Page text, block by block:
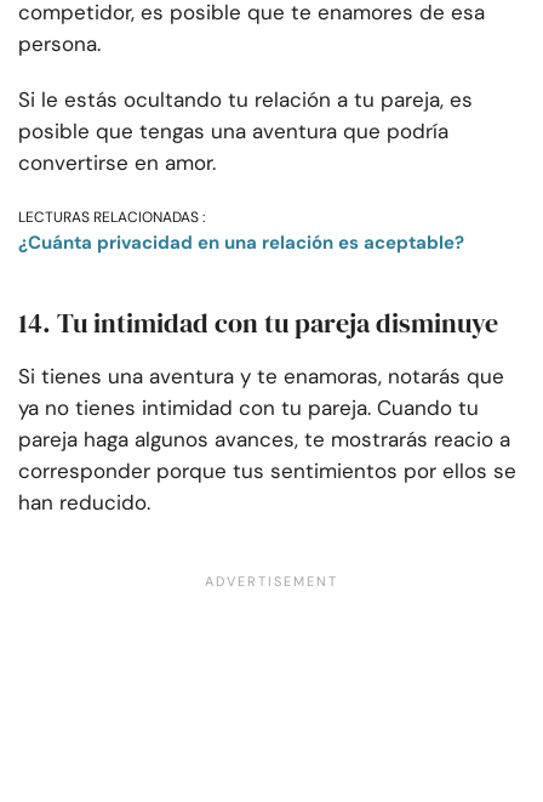
competidor, es posible que te enamores de esa
persona.
Si le estás ocultando tu relación a tu pareja, es
posible que tengas una aventura que podría
convertirse en amor.
LECTURAS RELACIONADAS :
¿Cuánta privacidad en una relación es aceptable?
14. Tu intimidad con tu pareja disminuye
Si tienes una aventura y te enamoras, notarás que
ya no tienes intimidad con tu pareja. Cuando tu
pareja haga algunos avances, te mostrarás reacio a
corresponder porque tus sentimientos por ellos se
han reducido.